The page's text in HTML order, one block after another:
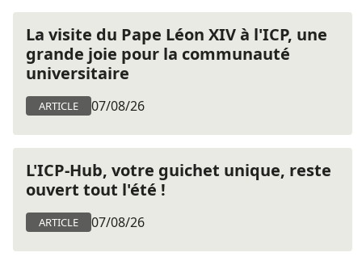
La visite du Pape Léon XIV à l'ICP, une
grande joie pour la communauté
universitaire
ARTICLE 07/08/26
L'ICP-Hub, votre guichet unique, reste
ouvert tout l'été !
ARTICLE 07/08/26